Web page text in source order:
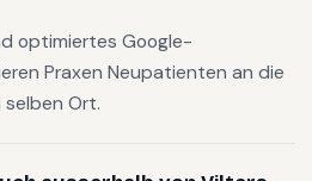
optimiertes Google-
Praxen Neupatienten an die
Ort.